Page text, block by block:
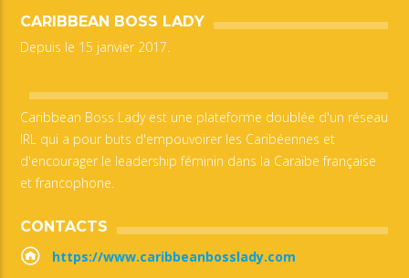
CARIBBEAN BOSS LADY
Depuis le 15 janvier 2017.
Caribbean Boss Lady est une plateforme doublée d'un réseau
IRL qui a pour buts d'empouvoirer les Caribéennes et
d'encourager le leadership féminin dans la Caraïbe française
et francophone.
CONTACTS
https://www.caribbeanbosslady.com